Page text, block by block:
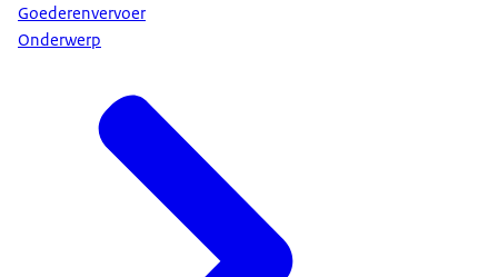
Goederenvervoer
Onderwerp